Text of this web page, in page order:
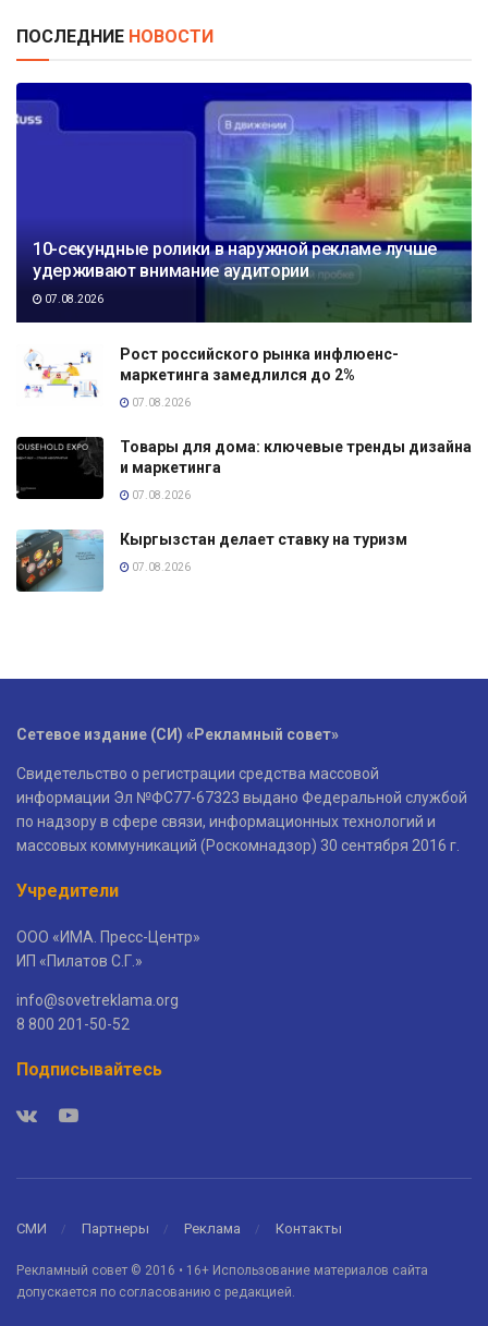
ПОСЛЕДНИЕ НОВОСТИ
10-секундные ролики в наружной рекламе лучше
удерживают внимание аудитории
07.08.2026
Рост российского рынка инфлюенс-
маркетинга замедлился до 2%
07.08.2026
Товары для дома: ключевые тренды дизайна
и маркетинга
07.08.2026
Кыргызстан делает ставку на туризм
07.08.2026
Сетевое издание (СИ) «Рекламный совет»
Свидетельство о регистрации средства массовой
информации Эл №ФС77-67323 выдано Федеральной службой
по надзору в сфере связи, информационных технологий и
массовых коммуникаций (Роскомнадзор) 30 сентября 2016 г.
Учредители
ООО «ИМА. Пресс-Центр»
ИП «Пилатов С.Г.»
info@sovetreklama.org
8 800 201-50-52
Подписывайтесь
СМИ Партнеры Реклама Контакты
Рекламный совет © 2016 • 16+ Использование материалов сайта
допускается по согласованию с редакцией.